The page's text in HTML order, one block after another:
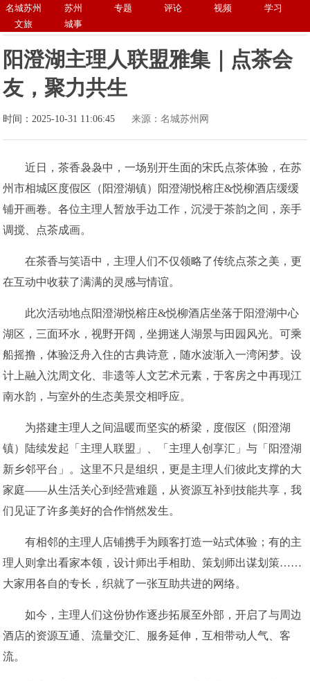
名城苏州 苏州 专题 评论 视频
学习
文旅
城事
阳澄湖主理人联盟雅集｜点茶会
友，聚力共生
时间：2025-10-31 11:06:45 来源：名城苏州网
近日，茶香袅袅中，一场别开生面的宋氏点茶体验，在苏
州市相城区度假区（阳澄湖镇）阳澄湖悦榕庄&悦柳酒店缓缓
铺开画卷。各位主理人暂放手边工作，沉浸于茶韵之间，亲手
调搅、点茶成画。
在茶香与笑语中，主理人们不仅领略了传统点茶之美，更
在互动中收获了满满的灵感与情谊。
此次活动地点阳澄湖悦榕庄&悦柳酒店坐落于阳澄湖中心
湖区，三面环水，视野开阔，坐拥迷人湖景与田园风光。可乘
船摇撸，体验泛舟入住的古典诗意，随水波渐入一湾闲梦。设
计上融入沈周文化、非遗等人文艺术元素，于客房之中再现江
南水韵，与室外的生态美景交相呼应。
为搭建主理人之间温暖而坚实的桥梁，度假区（阳澄湖
镇）陆续发起「主理人联盟」、「主理人创享汇」与「阳澄湖
新乡邻平台」。这里不只是组织，更是主理人们彼此支撑的大
家庭——从生活关心到经营难题，从资源互补到技能共享，我
们见证了许多美好的合作悄然发生。
有相邻的主理人店铺携手为顾客打造一站式体验；有的主
理人则拿出看家本领，设计师出手相助、策划师出谋划策……
大家用各自的专长，织就了一张互助共进的网络。
如今，主理人们这份协作逐步拓展至外部，开启了与周边
酒店的资源互通、流量交汇、服务延伸，互相带动人气、客
流。